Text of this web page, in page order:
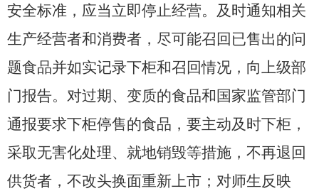
安全标准，应当立即停止经营。及时通知相关
生产经营者和消费者，尽可能召回已售出的问
题食品并如实记录下柜和召回情况，向上级部
门报告。对过期、变质的食品和国家监管部门
通报要求下柜停售的食品，要主动及时下柜，
采取无害化处理、就地销毁等措施，不再退回
供货者，不改头换面重新上市；对师生反映